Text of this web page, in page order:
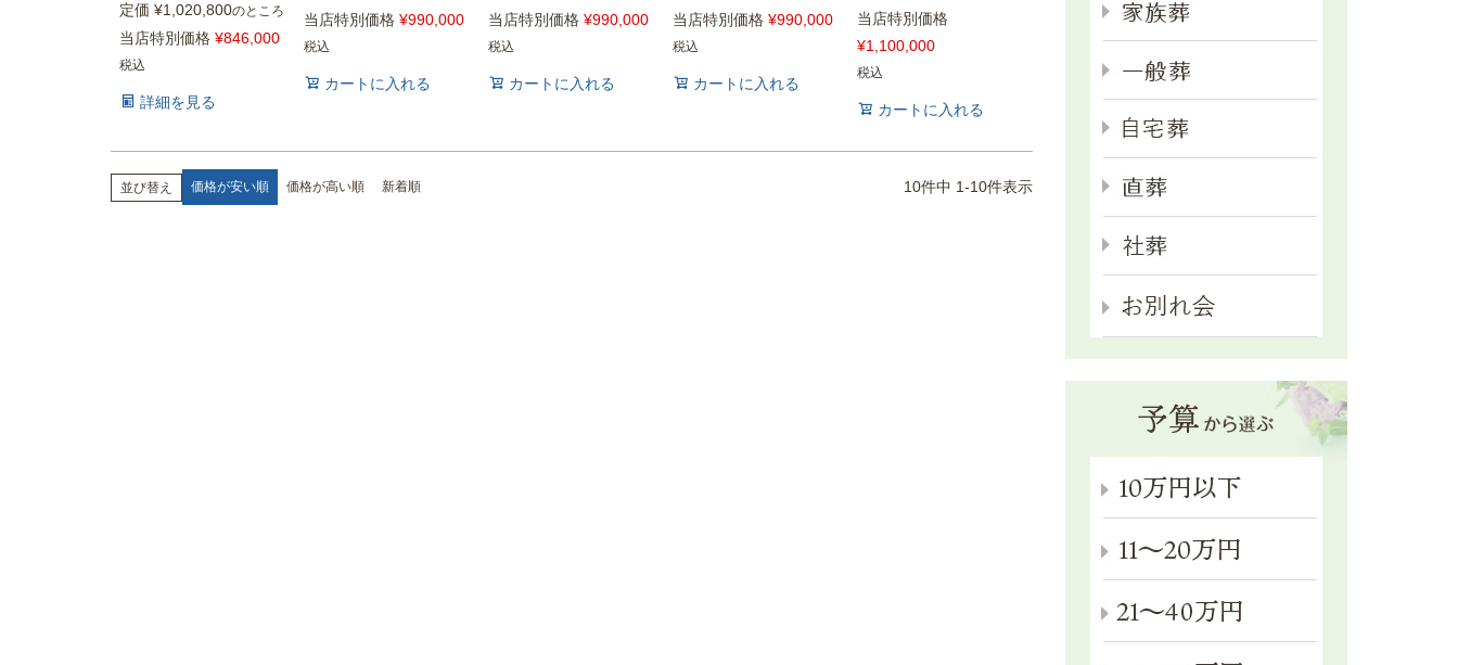
定価 ¥1,020,800のところ
当店特別価格 ¥846,000
税込
詳細を見る
当店特別価格 ¥990,000
税込
カートに入れる
当店特別価格 ¥990,000
税込
カートに入れる
当店特別価格 ¥990,000
税込
カートに入れる
当店特別価格
¥1,100,000
税込
カートに入れる
並び替え 価格が安い順 価格が高い順 新着順 10件中 1-10件表示